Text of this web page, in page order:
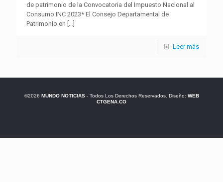
de patrimonio de la Convocatoria del Impuesto Nacional al
Consumo INC 2023* El Consejo Departamental de
Patrimonio en […]
Leer más
©2026 MUNDO NOTICIAS- Todos Los Derechos Reservados. Diseño: WEB
CTGENA.CO